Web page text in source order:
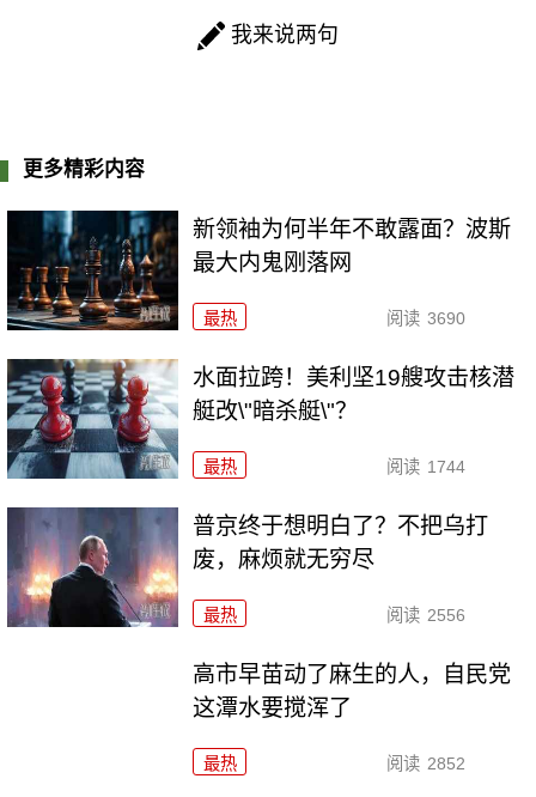
我来说两句
更多精彩内容
新领袖为何半年不敢露面？波斯
最大内鬼刚落网
最热 阅读 3690
水面拉跨！美利坚19艘攻击核潜
艇改\"暗杀艇\"？
最热 阅读 1744
普京终于想明白了？不把乌打
废，麻烦就无穷尽
最热 阅读 2556
高市早苗动了麻生的人，自民党
这潭水要搅浑了
最热 阅读 2852